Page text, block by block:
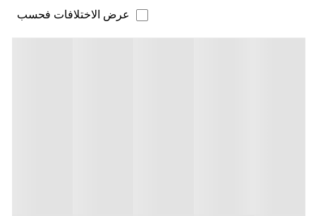
عرض الاختلافات فحسب